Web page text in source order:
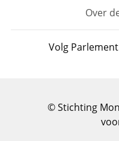
Over
Volg
© Stichting